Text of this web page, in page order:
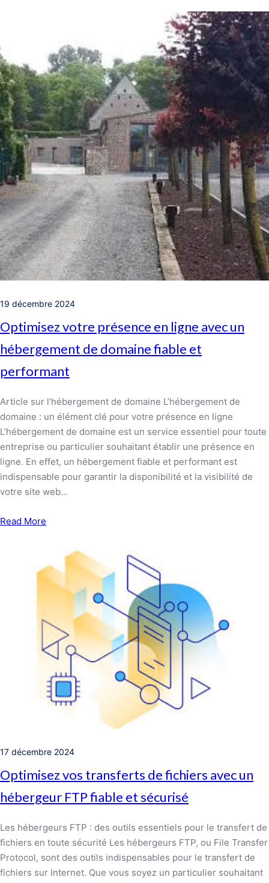
19 décembre 2024
Optimisez votre présence en ligne avec un
hébergement de domaine fiable et
performant
Article sur l’hébergement de domaine L’hébergement de
domaine : un élément clé pour votre présence en ligne
L’hébergement de domaine est un service essentiel pour toute
entreprise ou particulier souhaitant établir une présence en
ligne. En effet, un hébergement fiable et performant est
indispensable pour garantir la disponibilité et la visibilité de
votre site web…
Read More
17 décembre 2024
Optimisez vos transferts de fichiers avec un
hébergeur FTP fiable et sécurisé
Les hébergeurs FTP : des outils essentiels pour le transfert de
fichiers en toute sécurité Les hébergeurs FTP, ou File Transfer
Protocol, sont des outils indispensables pour le transfert de
fichiers sur Internet. Que vous soyez un particulier souhaitant